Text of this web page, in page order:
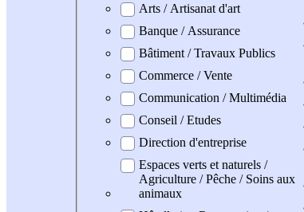
Arts / Artisanat d'art
Banque / Assurance
Bâtiment / Travaux Publics
Commerce / Vente
Communication / Multimédia
Conseil / Etudes
Direction d'entreprise
Espaces verts et naturels /
Agriculture / Pêche / Soins aux
animaux